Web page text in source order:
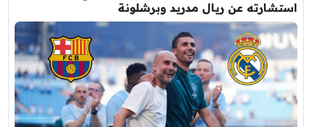
استشارته عن ريال مدريد وبرشلونة